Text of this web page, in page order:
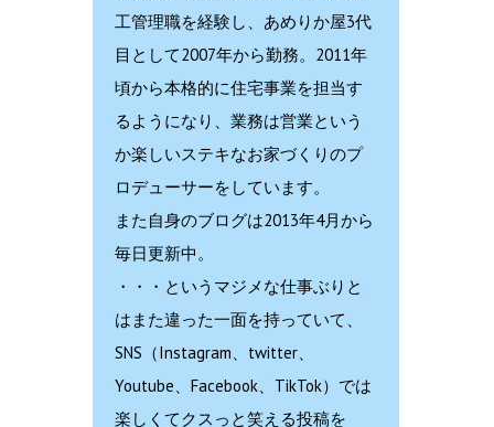
工管理職を経験し、あめりか屋3代
目として2007年から勤務。2011年
頃から本格的に住宅事業を担当す
るようになり、業務は営業という
か楽しいステキなお家づくりのプ
ロデューサーをしています。
また自身のブログは2013年4月から
毎日更新中。
・・・というマジメな仕事ぶりと
はまた違った一面を持っていて、
SNS（Instagram、twitter、
Youtube、Facebook、TikTok）では
楽しくてクスっと笑える投稿を